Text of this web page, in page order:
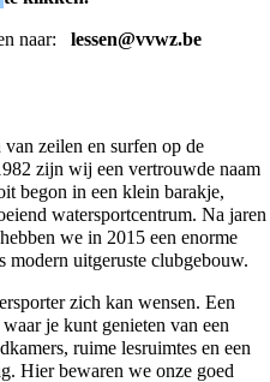
naar: lessen@vvwz.be
zeilen en surfen op de
zijn wij een vertrouwde naam
begon in een klein barakje,
watersportcentrum. Na jaren
we in 2015 een enorme
modern uitgeruste clubgebouw.
zich kan wensen. Een
je kunt genieten van een
ruime lesruimtes en een
Hier bewaren we onze goed